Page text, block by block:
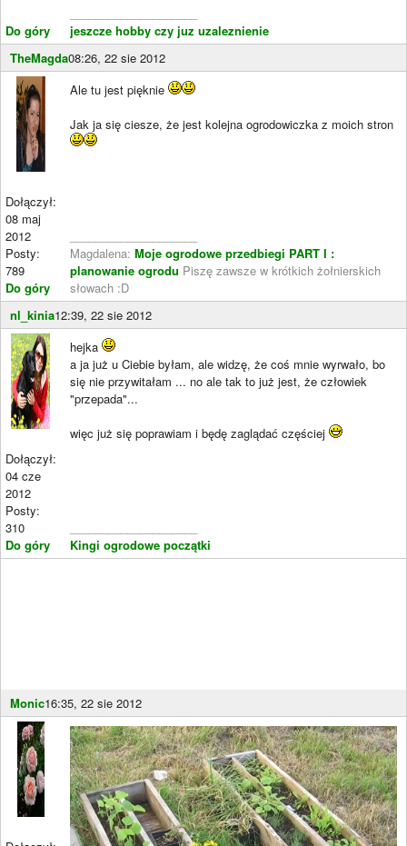
Do góry
jeszcze hobby czy juz uzaleznienie
TheMagda08:26, 22 sie 2012
Dołączył:
08 maj
2012
Posty:
789
Do góry
Ale tu jest pięknie
Jak ja się ciesze, że jest kolejna ogrodowiczka z moich stron
Magdalena: Moje ogrodowe przedbiegi PART I :
planowanie ogrodu Piszę zawsze w krótkich żołnierskich
słowach :D
nl_kinia12:39, 22 sie 2012
Dołączył:
04 cze
2012
Posty:
310
Do góry
hejka
a ja już u Ciebie byłam, ale widzę, że coś mnie wyrwało, bo
się nie przywitałam ... no ale tak to już jest, że człowiek
"przepada"...
więc już się poprawiam i będę zaglądać częściej
Kingi ogrodowe początki
Monic16:35, 22 sie 2012